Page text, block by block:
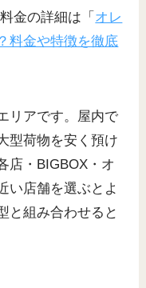
金の詳細は「 オレ
料金や特徴を徹底
リアです。屋内で
型荷物を安く預け
店・BIGBOX・オ
い店舗を選ぶとよ
と組み合わせると